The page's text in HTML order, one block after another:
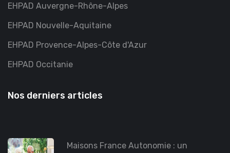
EHPAD Auvergne-Rhône-Alpes
EHPAD Nouvelle-Aquitaine
EHPAD Provence-Alpes-Côte d'Azur
EHPAD Occitanie
Nos derniers articles
Maisons France Autonomie : un